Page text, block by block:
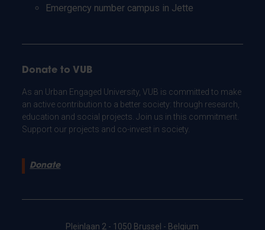
Emergency number campus in Jette
Donate to VUB
As an Urban Engaged University, VUB is committed to make
an active contribution to a better society: through research,
education and social projects. Join us in this commitment.
Support our projects and co-invest in society.
Donate
Pleinlaan 2 - 1050 Brussel - Belgium